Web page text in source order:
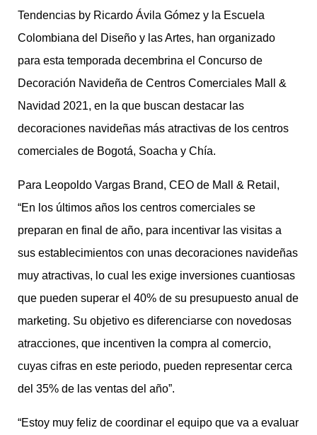
Tendencias by Ricardo Ávila Gómez y la Escuela
Colombiana del Diseño y las Artes, han organizado
para esta temporada decembrina el Concurso de
Decoración Navideña de Centros Comerciales Mall &
Navidad 2021, en la que buscan destacar las
decoraciones navideñas más atractivas de los centros
comerciales de Bogotá, Soacha y Chía.
Para Leopoldo Vargas Brand, CEO de Mall & Retail,
“En los últimos años los centros comerciales se
preparan en final de año, para incentivar las visitas a
sus establecimientos con unas decoraciones navideñas
muy atractivas, lo cual les exige inversiones cuantiosas
que pueden superar el 40% de su presupuesto anual de
marketing. Su objetivo es diferenciarse con novedosas
atracciones, que incentiven la compra al comercio,
cuyas cifras en este periodo, pueden representar cerca
del 35% de las ventas del año”.
“Estoy muy feliz de coordinar el equipo que va a evaluar